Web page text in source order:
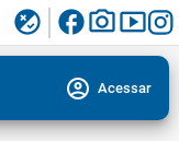
flaky facebookphoto_camerasmart_display
account_circle Acessar